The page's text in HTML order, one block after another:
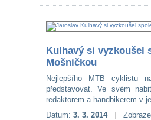
Kulhavý si vyzkoušel
Mošničkou
Nejlepšího MTB cyklistu
představovat. Ve svém
redaktorem a handbikerem v
Datum: 3. 3. 2014